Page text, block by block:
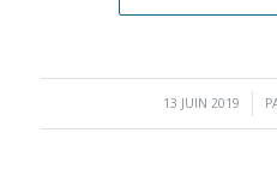
13 JUIN 2019
/